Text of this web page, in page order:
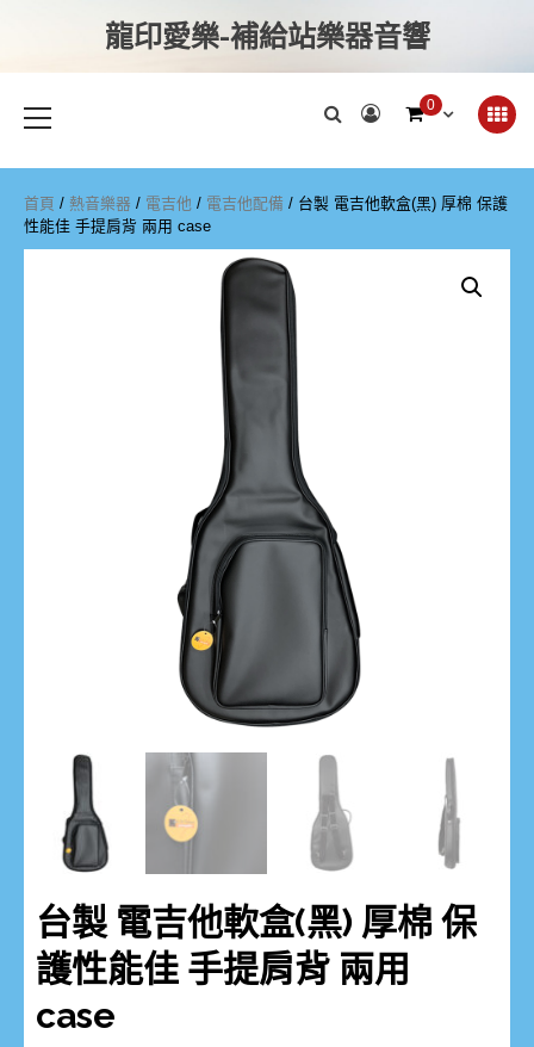
龍印愛樂-補給站樂器音響
0
首頁 / 熱音樂器 / 電吉他 / 電吉他配備 / 台製 電吉他軟盒(黑) 厚棉 保護
性能佳 手提肩背 兩用 case
台製 電吉他軟盒(黑) 厚棉 保
護性能佳 手提肩背 兩用
case